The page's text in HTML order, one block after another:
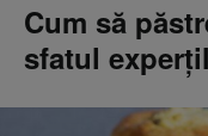
Cum să
sfatul